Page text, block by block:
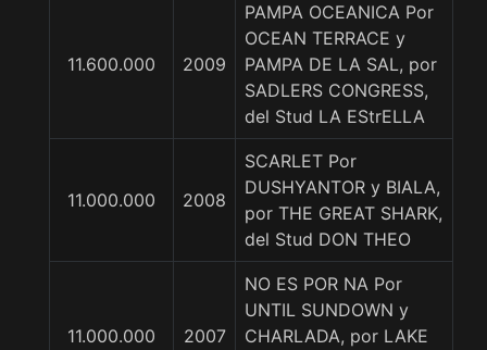
11.600.000 2009
PAMPA OCEANICA Por
OCEAN TERRACE y
PAMPA DE LA SAL, por
SADLERS CONGRESS,
del Stud LA EStrELLA
11.000.000 2008
SCARLET Por
DUSHYANTOR y BIALA,
por THE GREAT SHARK,
del Stud DON THEO
11.000.000 2007
NO ES POR NA Por
UNTIL SUNDOWN y
CHARLADA, por LAKE